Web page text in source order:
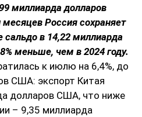
миллиарда долларов
Россия сохраняет
сальдо в 14,22 миллиарда
меньше, чем в 2024 году.
к июлю на 6,4%, до
США: экспорт Китая
долларов США, что ниже
– 9,35 миллиарда